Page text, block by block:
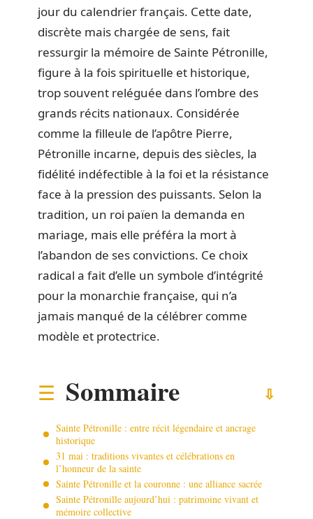
jour du calendrier français. Cette date,
discrète mais chargée de sens, fait
ressurgir la mémoire de Sainte Pétronille,
figure à la fois spirituelle et historique,
trop souvent reléguée dans l’ombre des
grands récits nationaux. Considérée
comme la filleule de l’apôtre Pierre,
Pétronille incarne, depuis des siècles, la
fidélité indéfectible à la foi et la résistance
face à la pression des puissants. Selon la
tradition, un roi païen la demanda en
mariage, mais elle préféra la mort à
l’abandon de ses convictions. Ce choix
radical a fait d’elle un symbole d’intégrité
pour la monarchie française, qui n’a
jamais manqué de la célébrer comme
modèle et protectrice.
Sommaire
Sainte Pétronille : entre récit légendaire et ancrage
historique
31 mai : traditions vivantes et célébrations en
l’honneur de la sainte
Sainte Pétronille et la couronne : une alliance sacrée
Sainte Pétronille aujourd’hui : patrimoine vivant et
mémoire collective